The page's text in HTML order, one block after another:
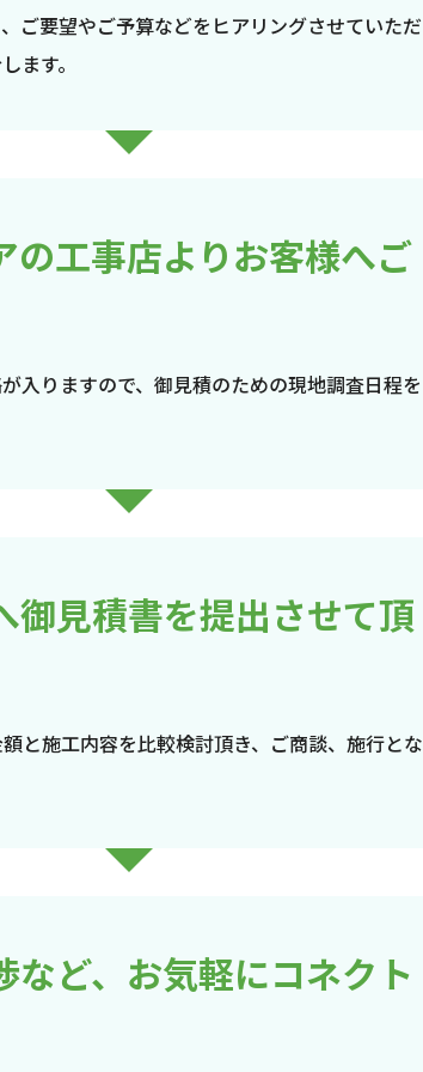
ご要望やご予算などをヒアリングさせていただ
ます。
の工事店よりお客様へご
入りますので、御見積のための現地調査日程を
御見積書を提出させて頂
と施工内容を比較検討頂き、ご商談、施行とな
など、お気軽にコネクト